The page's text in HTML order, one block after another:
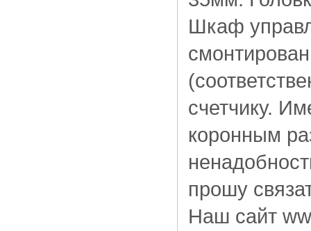
Шкаф
счетчику.
коронным
прошу
Наш сайт